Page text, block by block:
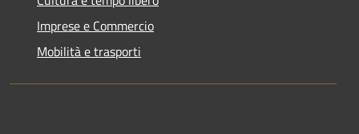
Imprese e Commercio
Mobilità e trasporti